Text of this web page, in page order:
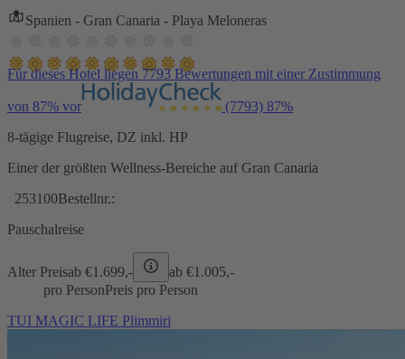
Spanien - Gran Canaria - Playa Meloneras
Für dieses Hotel liegen 7793 Bewertungen mit einer Zustimmung
von 87% vor (7793) 87%
8-tägige Flugreise, DZ inkl. HP
Einer der größten Wellness-Bereiche auf Gran Canaria
253100Bestellnr.:
Pauschalreise
Alter Preisab €1.699,- ab €1.005,-
pro PersonPreis pro Person
TUI MAGIC LIFE Plimmiri